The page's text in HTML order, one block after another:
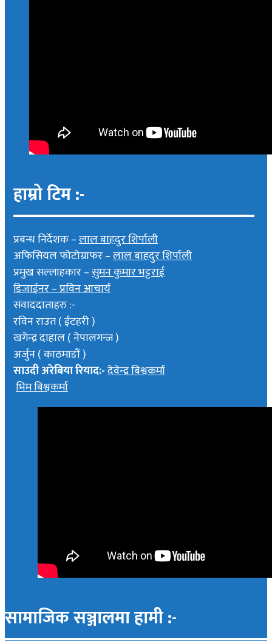
हाम्रो टिम :-
प्रबन्ध निर्देशक –लाल बाहदुर शिर्पाली
अफिसियल फोटोग्राफर –लाल बाहदुर शिर्पाली
प्रमुख सल्लाहकार –सुमन कुमार भट्टराई
डिजाईनर – प्रविन आचार्य
संवाददाताहरु :-
रविन राउत ( ईटहरी )
खगेन्द्र दाहाल ( नेपालगन्ज )
अर्जुन ( काठमाडौं )
साउदी अरेबिया रियाद:-देवेन्द्र बिश्वकर्मा
भिम बिश्वकर्मा
सामाजिक सञ्जालमा हामी :-